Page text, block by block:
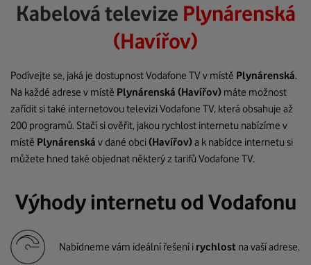
Kabelová televize Plynárenská
(Havířov)
Podívejte se, jaká je dostupnost Vodafone TV v místě Plynárenská.
Na každé adrese v místě Plynárenská (Havířov) máte možnost
zařídit si také internetovou televizi Vodafone TV, která obsahuje až
200 programů. Stačí si ověřit, jakou rychlost internetu nabízíme v
místě Plynárenská v dané obci(Havířov)a k nabídce internetu si
můžete hned také objednat některý z tarifů Vodafone TV.
Výhody internetu od Vodafonu
Nabídneme vám ideální řešení i rychlost na vaší adrese.